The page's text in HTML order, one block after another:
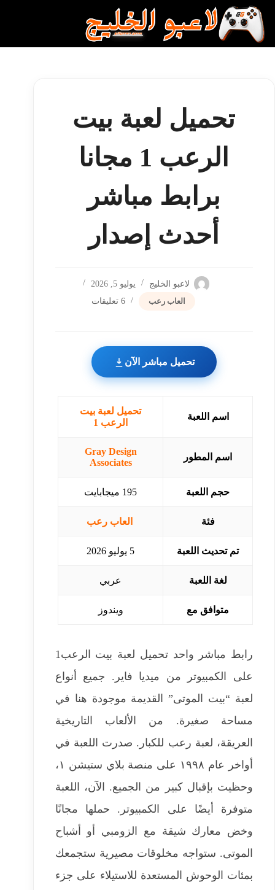
التجاوز
إلى
المحتوى
تحميل لعبة بيت
الرعب 1 مجانا
برابط مباشر
أحدث إصدار
لاعبو الخليج
يوليو 5, 2026
العاب رعب
6 تعليقات
تحميل مباشر الآن
اسم اللعبة
تحميل لعبة بيت
الرعب 1
اسم المطور
Gray Design
Associates
حجم اللعبة 195 ميجابايت
فئة العاب رعب
تم تحديث اللعبة 5 يوليو 2026
لغة اللعبة عربي
متوافق مع ويندوز
رابط مباشر واحد تحميل لعبة بيت الرعب1
على الكمبيوتر من ميديا ​​فاير. جميع أنواع
لعبة “بيت الموتى” القديمة موجودة هنا في
مساحة صغيرة. من الألعاب التاريخية
العريقة، لعبة رعب للكبار. صدرت اللعبة في
أواخر عام ١٩٩٨ على منصة بلاي ستيشن ١،
وحظيت بإقبال كبير من الجميع. الآن، اللعبة
متوفرة أيضًا على الكمبيوتر. حملها مجانًا
وخض معارك شيقة مع الزومبي أو أشباح
الموتى. ستواجه مخلوقات مصيرية ستجمعك
بمئات الوحوش المستعدة للاستيلاء على جزء